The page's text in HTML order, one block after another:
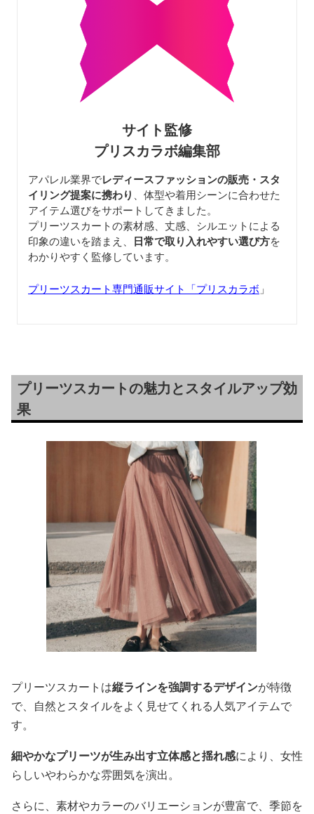
サイト監修
プリスカラボ編集部
アパレル業界でレディースファッションの販売・スタ
イリング提案に携わり
、体型や着用シーンに合わせた
アイテム選びをサポートしてきました。
プリーツスカートの素材感、丈感、シルエットによる
印象の違いを踏まえ、 日常で取り入れやすい選び方を
わかりやすく監修しています。
プリーツスカート専門通販サイト「プリスカラボ 」
プリーツスカートの魅力とスタイルアップ効
果
プリーツスカートは縦ラインを強調するデザインが特徴
で、自然とスタイルをよく見せてくれる人気アイテムで
す。
細やかなプリーツが生み出す立体感と揺れ感により、女性
らしいやわらかな雰囲気を演出。
さらに、素材やカラーのバリエーションが豊富で、季節を